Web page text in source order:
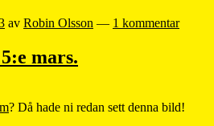
av Robin Olsson — 1 kommentar
mars.
? Då hade ni redan sett denna bild!